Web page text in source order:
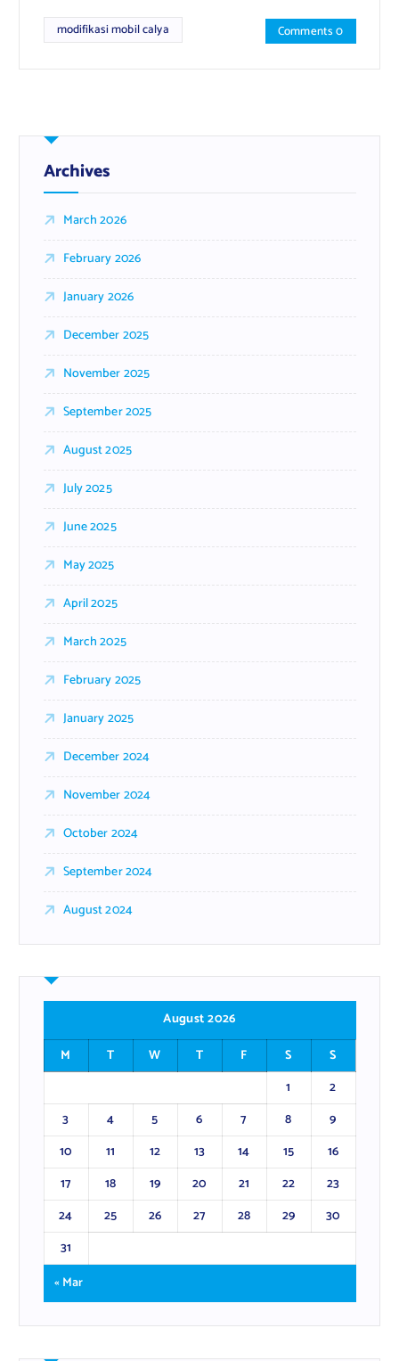
modifikasi mobil calya Comments 0
Archives
March 2026
February 2026
January 2026
December 2025
November 2025
September 2025
August 2025
July 2025
June 2025
May 2025
April 2025
March 2025
February 2025
January 2025
December 2024
November 2024
October 2024
September 2024
August 2024
August 2026
M
T W T F S
S
1
2
3
4 5 6 7 8
9
10
11 12 13 14 15
16
17
18 19 20 21 22
23
24
25 26 27 28 29
30
31
« Mar